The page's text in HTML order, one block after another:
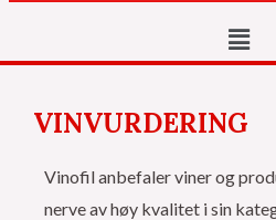
Meny
VINVURDERING
Vinofil anbefaler viner og
nerve av høy kvalitet i sin